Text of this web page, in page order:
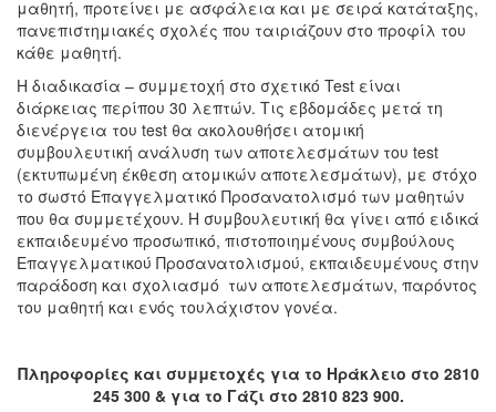
μαθητή, προτείνει με ασφάλεια και με σειρά κατάταξης,
πανεπιστημιακές σχολές που ταιριάζουν στο προφίλ του
κάθε μαθητή.
Η διαδικασία – συμμετοχή στο σχετικό Test είναι
διάρκειας περίπου 30 λεπτών. Τις εβδομάδες μετά τη
διενέργεια του test θα ακολουθήσει ατομική
συμβουλευτική ανάλυση των αποτελεσμάτων του test
(εκτυπωμένη έκθεση ατομικών αποτελεσμάτων), με στόχο
το σωστό Επαγγελματικό Προσανατολισμό των μαθητών
που θα συμμετέχουν. Η συμβουλευτική θα γίνει από ειδικά
εκπαιδευμένο προσωπικό, πιστοποιημένους συμβούλους
Επαγγελματικού Προσανατολισμού, εκπαιδευμένους στην
παράδοση και σχολιασμό των αποτελεσμάτων, παρόντος
του μαθητή και ενός τουλάχιστον γονέα.
Πληροφορίες και συμμετοχές για το Ηράκλειο στο 2810
245 300 & για το Γάζι στο 2810 823 900.